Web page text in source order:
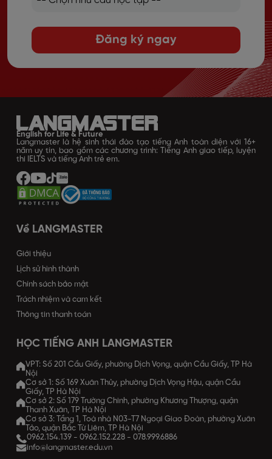
Đăng ký ngay
English for Life & Future
Langmaster là hệ sinh thái đào tạo tiếng Anh toàn diện với 16+
năm uy tín, bao gồm các chương trình: Tiếng Anh giao tiếp, luyện
thi IELTS và tiếng Anh trẻ em.
Về LANGMASTER
Giới thiệu
Lịch sử hình thành
Chính sách bảo mật
Trách nhiệm và cam kết
Thông tin thanh toán
HỌC TIẾNG ANH LANGMASTER
VPT: Số 201 Cầu Giấy, phường Dịch Vọng, quận Cầu Giấy, TP Hà
Nội
Cơ sở 1: Số 169 Xuân Thủy, phường Dịch Vọng Hậu, quận Cầu
Giấy, TP Hà Nội
Cơ sở 2: Số 179 Trường Chinh, phường Khương Thượng, quận
Thanh Xuân, TP Hà Nội
Cơ sở 3: Tầng 1, Toà nhà N03-T7 Ngoại Giao Đoàn, phường Xuân
Tảo, quận Bắc Từ Liêm, TP Hà Nội
0962.154.139 - 0962.152.228 - 078.999.6886
info@langmaster.edu.vn